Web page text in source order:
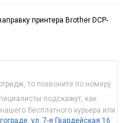
принтера Brother DCP-
то позвоните по номеру
подскажут, как
бесплатного курьера или
ул. 7-я Гвардейская 16